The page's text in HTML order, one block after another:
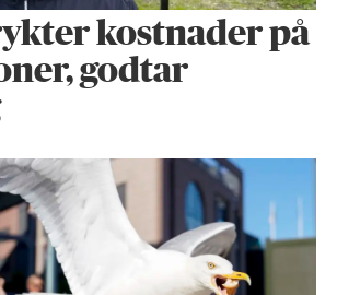
kostnader på
godtar